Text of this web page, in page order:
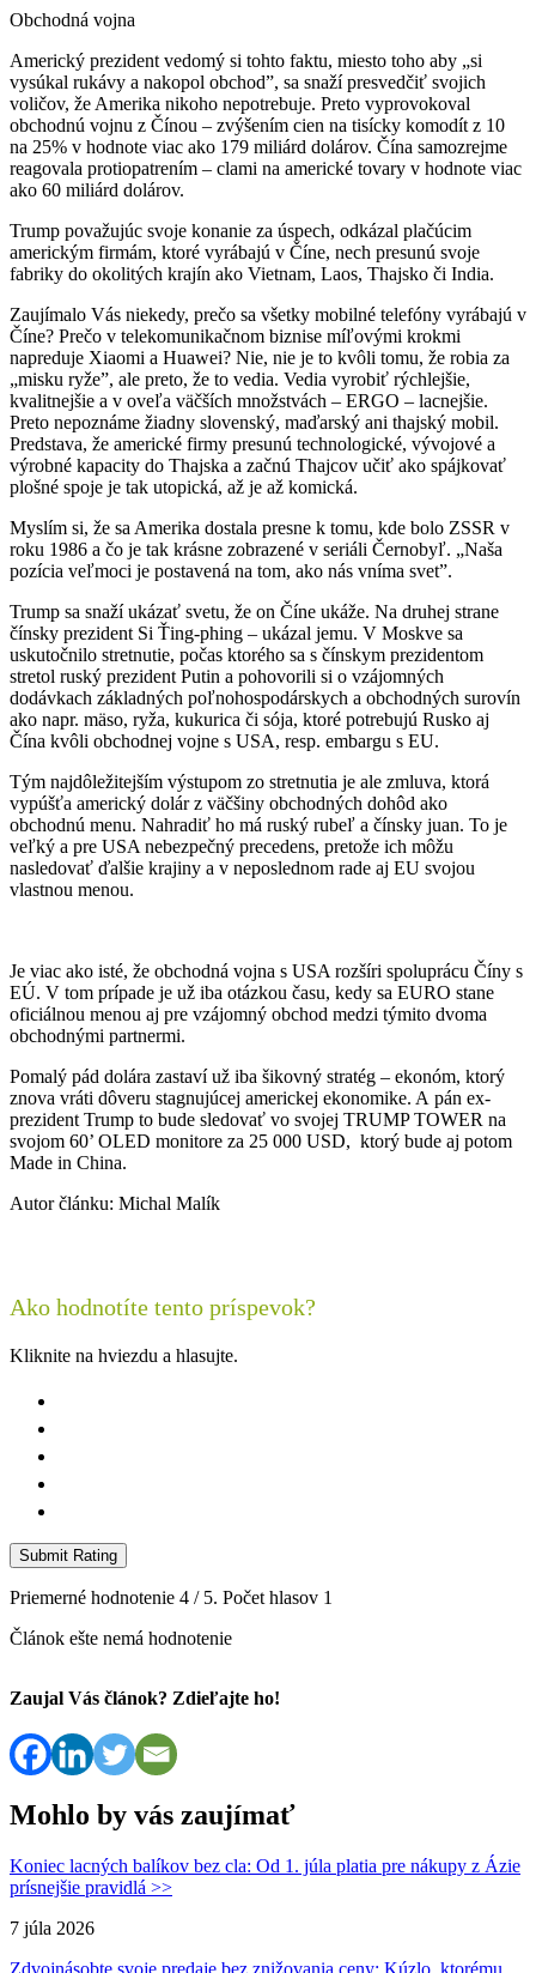
Obchodná vojna
Americký prezident vedomý si tohto faktu, miesto toho aby „si
vysúkal rukávy a nakopol obchod”, sa snaží presvedčiť svojich
voličov, že Amerika nikoho nepotrebuje. Preto vyprovokoval
obchodnú vojnu z Čínou – zvýšením cien na tisícky komodít z 10
na 25% v hodnote viac ako 179 miliárd dolárov. Čína samozrejme
reagovala protiopatrením – clami na americké tovary v hodnote viac
ako 60 miliárd dolárov.
Trump považujúc svoje konanie za úspech, odkázal plačúcim
americkým firmám, ktoré vyrábajú v Číne, nech presunú svoje
fabriky do okolitých krajín ako Vietnam, Laos, Thajsko či India.
Zaujímalo Vás niekedy, prečo sa všetky mobilné telefóny vyrábajú v
Číne? Prečo v telekomunikačnom biznise míľovými krokmi
napreduje Xiaomi a Huawei? Nie, nie je to kvôli tomu, že robia za
„misku ryže”, ale preto, že to vedia. Vedia vyrobiť rýchlejšie,
kvalitnejšie a v oveľa väčších množstvách – ERGO – lacnejšie.
Preto nepoznáme žiadny slovenský, maďarský ani thajský mobil.
Predstava, že americké firmy presunú technologické, vývojové a
výrobné kapacity do Thajska a začnú Thajcov učiť ako spájkovať
plošné spoje je tak utopická, až je až komická.
Myslím si, že sa Amerika dostala presne k tomu, kde bolo ZSSR v
roku 1986 a čo je tak krásne zobrazené v seriáli Černobyľ. „Naša
pozícia veľmoci je postavená na tom, ako nás vníma svet”.
Trump sa snaží ukázať svetu, že on Číne ukáže. Na druhej strane
čínsky prezident Si Ťing-phing – ukázal jemu. V Moskve sa
uskutočnilo stretnutie, počas ktorého sa s čínskym prezidentom
stretol ruský prezident Putin a pohovorili si o vzájomných
dodávkach základných poľnohospodárskych a obchodných surovín
ako napr. mäso, ryža, kukurica či sója, ktoré potrebujú Rusko aj
Čína kvôli obchodnej vojne s USA, resp. embargu s EU.
Tým najdôležitejším výstupom zo stretnutia je ale zmluva, ktorá
vypúšťa americký dolár z väčšiny obchodných dohôd ako
obchodnú menu. Nahradiť ho má ruský rubeľ a čínsky juan. To je
veľký a pre USA nebezpečný precedens, pretože ich môžu
nasledovať ďalšie krajiny a v neposlednom rade aj EU svojou
vlastnou menou.
Je viac ako isté, že obchodná vojna s USA rozšíri spoluprácu Číny s
EÚ. V tom prípade je už iba otázkou času, kedy sa EURO stane
oficiálnou menou aj pre vzájomný obchod medzi týmito dvoma
obchodnými partnermi.
Pomalý pád dolára zastaví už iba šikovný stratég – ekonóm, ktorý
znova vráti dôveru stagnujúcej americkej ekonomike. A pán ex-
prezident Trump to bude sledovať vo svojej TRUMP TOWER na
svojom 60’ OLED monitore za 25 000 USD, ktorý bude aj potom
Made in China.
Autor článku: Michal Malík
Ako hodnotíte tento príspevok?
Kliknite na hviezdu a hlasujte.
Submit Rating
Priemerné hodnotenie 4 / 5. Počet hlasov 1
Článok ešte nemá hodnotenie
Zaujal Vás článok? Zdieľajte ho!
Mohlo by vás zaujímať
Koniec lacných balíkov bez cla: Od 1. júla platia pre nákupy z Ázie
prísnejšie pravidlá >>
7 júla 2026